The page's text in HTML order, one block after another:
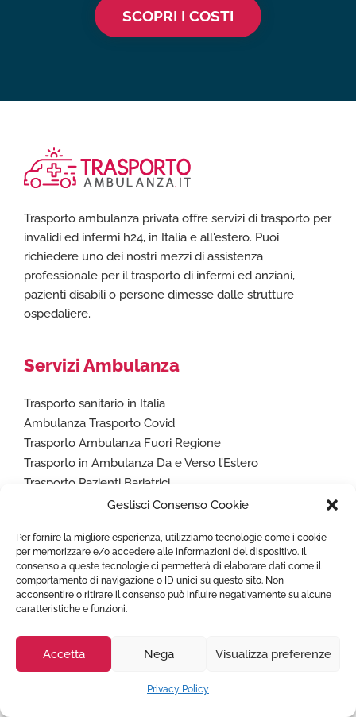
Gestisci Consenso Cookie
Per fornire la migliore esperienza, utilizziamo tecnologie come i cookie
per memorizzare e/o accedere alle informazioni del dispositivo. Il
consenso a queste tecnologie ci permetterà di elaborare dati come il
comportamento di navigazione o ID unici su questo sito. Non
acconsentire o ritirare il consenso può influire negativamente su alcune
caratteristiche e funzioni.
Accetta Nega Visualizza preferenze
Privacy Policy
SCOPRI I COSTI
Trasporto ambulanza privata offre servizi di trasporto per
invalidi ed infermi h24, in Italia e all'estero. Puoi
richiedere uno dei nostri mezzi di assistenza
professionale per il trasporto di infermi ed anziani,
pazienti disabili o persone dimesse dalle strutture
ospedaliere.
Servizi Ambulanza
Trasporto sanitario in Italia
Ambulanza Trasporto Covid
Trasporto Ambulanza Fuori Regione
Trasporto in Ambulanza Da e Verso l’Estero
Trasporto Pazienti Bariatrici
Ambulanze per eventi sportivi e manifestazioni
Volo Sanitario
Naviga
Homepage
FAQ
Costo Servizio Ambulanza Privata